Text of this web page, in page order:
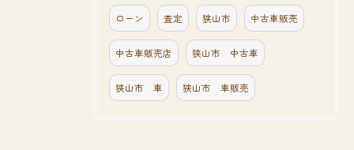
ローン 査定 狭山市 中古車販売
中古車販売店 狭山市 中古車
狭山市 車 狭山市 車販売